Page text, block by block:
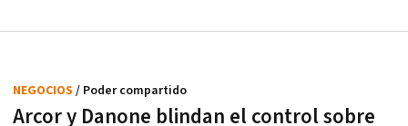
Arcor y Danone blindan el control sobre
NEGOCIOS / Poder compartido